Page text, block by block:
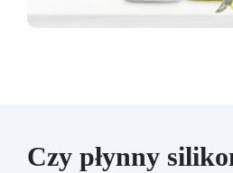
Czy płynny